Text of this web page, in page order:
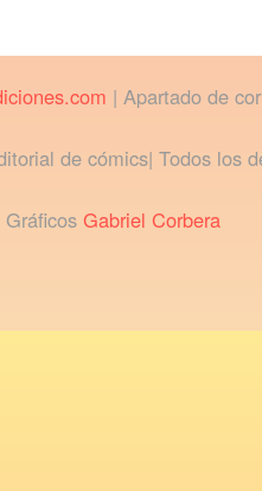
| Apartado de
de cómics| Todos los
Gráficos Gabriel Corbera